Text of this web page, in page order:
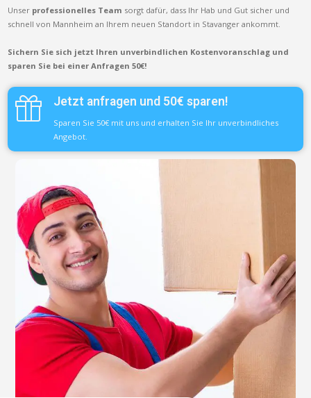
Unser professionelles Team sorgt dafür, dass Ihr Hab und Gut sicher und
schnell von Mannheim an Ihrem neuen Standort in Stavanger ankommt.
Sichern Sie sich jetzt Ihren unverbindlichen Kostenvoranschlag und
sparen Sie bei einer Anfragen 50€!
Jetzt anfragen und 50€ sparen!
Sparen Sie 50€ mit uns und erhalten Sie Ihr unverbindliches
Angebot.